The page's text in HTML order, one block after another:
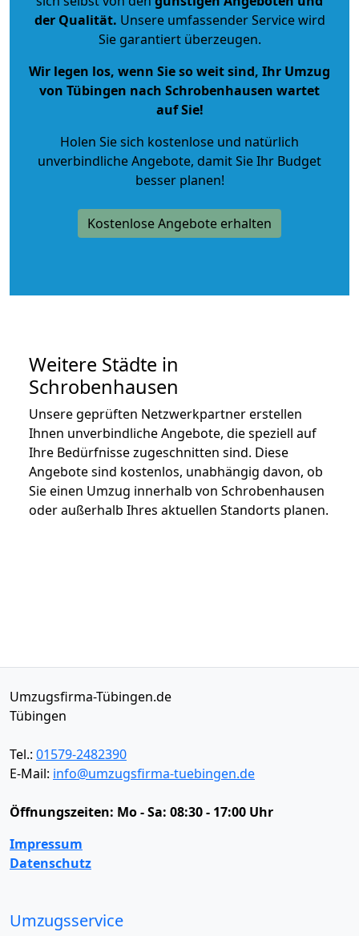
der Qualität. Unsere umfassender Service wird
Sie garantiert überzeugen.
Wir legen los, wenn Sie so weit sind, Ihr Umzug
von Tübingen nach Schrobenhausen wartet
auf Sie!
Holen Sie sich kostenlose und natürlich
unverbindliche Angebote, damit Sie Ihr Budget
besser planen!
Kostenlose Angebote erhalten
Weitere Städte in
Schrobenhausen
Unsere geprüften Netzwerkpartner erstellen
Ihnen unverbindliche Angebote, die speziell auf
Ihre Bedürfnisse zugeschnitten sind. Diese
Angebote sind kostenlos, unabhängig davon, ob
Sie einen Umzug innerhalb von Schrobenhausen
oder außerhalb Ihres aktuellen Standorts planen.
Umzugsfirma-Tübingen.de
Tübingen
Tel.: 01579-2482390
E-Mail: info@umzugsfirma-tuebingen.de
Öffnungszeiten: Mo - Sa: 08:30 - 17:00 Uhr
Impressum
Datenschutz
Umzugsservice